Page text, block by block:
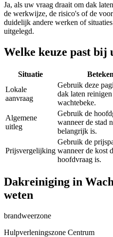
Ja, als uw vraag draait om dak
de werkwijze, de risico's of de
duidelijk andere werken of
uitgelegd.
Welke keuze past bij
Situatie
Lokale
aanvraag
Gebruik deze
dak laten reinigen
wachtebeke.
Algemene
uitleg
Gebruik de
wanneer de stad
belangrijk is.
Prijsvergelijking
Gebruik de
wanneer de kost
hoofdvraag is.
Dakreiniging in
weten
brandweerzone
Hulpverleningszone Centrum